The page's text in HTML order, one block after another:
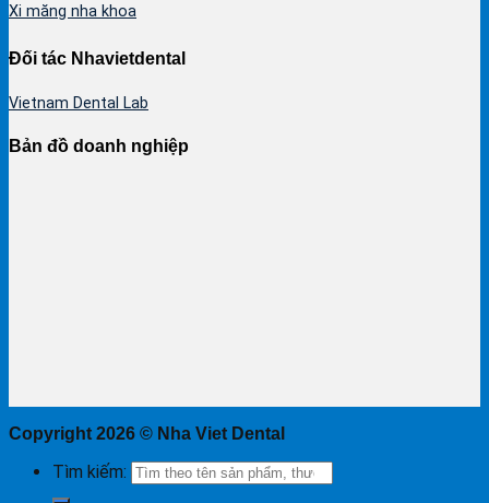
Xi măng nha khoa
Đối tác Nhavietdental
Vietnam Dental Lab
Bản đồ doanh nghiệp
Copyright 2026 © Nha Viet Dental
Tìm kiếm: